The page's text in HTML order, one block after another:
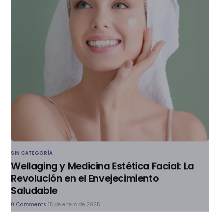
SIN CATEGORÍA
Wellaging y Medicina Estética Facial: La
Revolución en el Envejecimiento
Saludable
0 Comments 15 de enero de 2025